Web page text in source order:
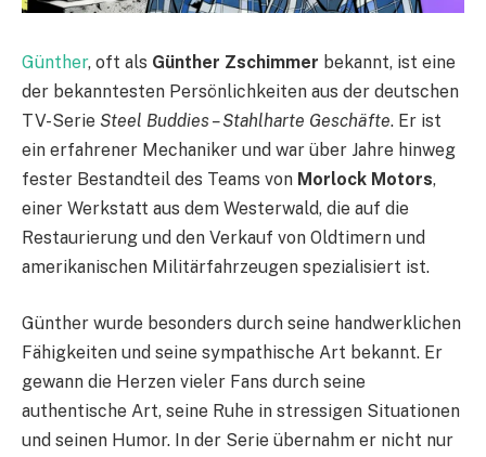
Günther, oft als Günther Zschimmer bekannt, ist eine
der bekanntesten Persönlichkeiten aus der deutschen
TV-Serie Steel Buddies – Stahlharte Geschäfte. Er ist
ein erfahrener Mechaniker und war über Jahre hinweg
fester Bestandteil des Teams von Morlock Motors,
einer Werkstatt aus dem Westerwald, die auf die
Restaurierung und den Verkauf von Oldtimern und
amerikanischen Militärfahrzeugen spezialisiert ist.
Günther wurde besonders durch seine handwerklichen
Fähigkeiten und seine sympathische Art bekannt. Er
gewann die Herzen vieler Fans durch seine
authentische Art, seine Ruhe in stressigen Situationen
und seinen Humor. In der Serie übernahm er nicht nur